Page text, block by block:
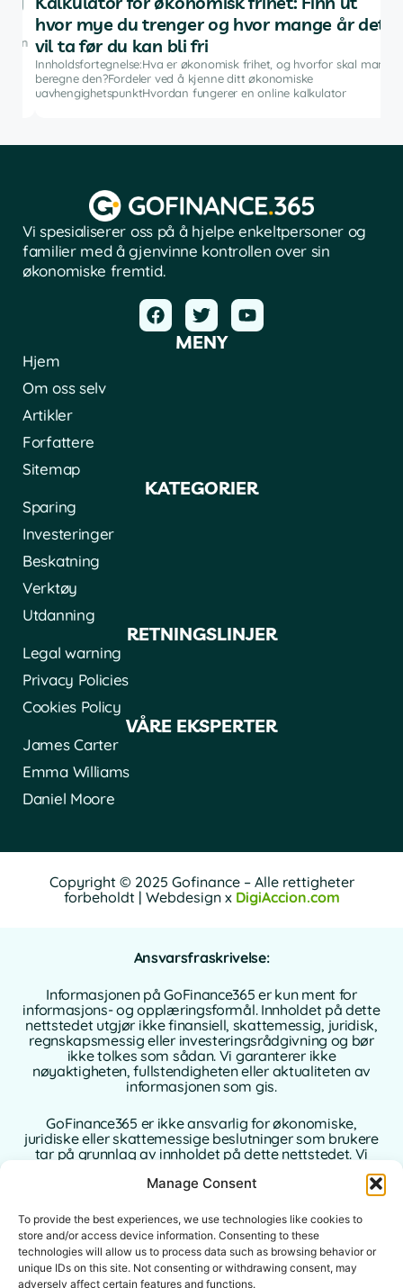
Manage Consent
To provide the best experiences, we use technologies like cookies to
store and/or access device information. Consenting to these
technologies will allow us to process data such as browsing behavior or
unique IDs on this site. Not consenting or withdrawing consent, may
adversely affect certain features and functions.
hvor mye du trenger og hvor mange år det
vil ta før du kan bli fri
Innholdsfortegnelse:Hva er økonomisk frihet, og hvorfor skal man
beregne den?Fordeler ved å kjenne ditt økonomiske
uavhengighetspunktHvordan fungerer en online kalkulator
Vi spesialiserer oss på å hjelpe enkeltpersoner og
familier med å gjenvinne kontrollen over sin
økonomiske fremtid.
MENY
Hjem
Om oss selv
Artikler
Forfattere
Sitemap
KATEGORIER
Sparing
Investeringer
Beskatning
Verktøy
Utdanning
RETNINGSLINJER
Legal warning
Privacy Policies
Cookies Policy
VÅRE EKSPERTER
James Carter
Emma Williams
Daniel Moore
Copyright © 2025 Gofinance – Alle rettigheter
forbeholdt | Webdesign x DigiAccion.com
Ansvarsfraskrivelse:
Informasjonen på GoFinance365 er kun ment for
informasjons- og opplæringsformål. Innholdet på dette
nettstedet utgjør ikke finansiell, skattemessig, juridisk,
regnskapsmessig eller investeringsrådgivning og bør
ikke tolkes som sådan. Vi garanterer ikke
nøyaktigheten, fullstendigheten eller aktualiteten av
informasjonen som gis.
GoFinance365 er ikke ansvarlig for økonomiske,
juridiske eller skattemessige beslutninger som brukere
tar på grunnlag av innholdet på dette nettstedet. Vi
kvalifisert og autorisert profesjonell rådgiver i ditt
hjemland før du tar beslutninger om dine personlige
eller forretningsmessige finanser.
Bruk av dette nettstedet innebærer full aksept av
denne ansvarsfraskrivelsen. Verken GoFinance365 eller
dets forfattere eller bidragsytere påtar seg noe ansvar